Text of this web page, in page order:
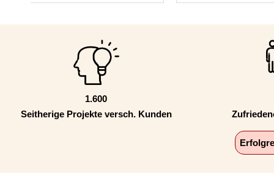
1.600
Seitherige Projekte versch. Kunden